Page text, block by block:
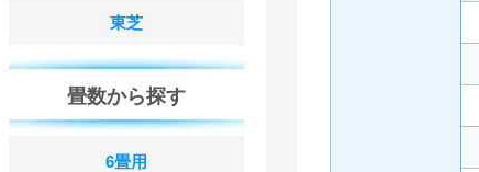
東芝
畳数から探す
6畳用